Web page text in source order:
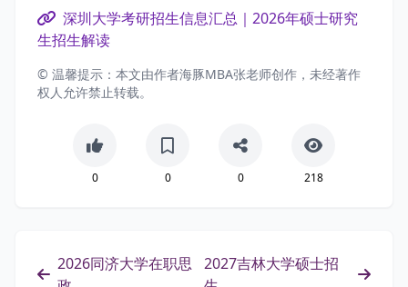
深圳大学考研招生信息汇总｜2026年硕士研究
生招生解读
© 温馨提示：本文由作者海豚MBA张老师创作，未经著作
权人允许禁止转载。
0 0 0 218
2026同济大学在职思
2027吉林大学硕士招